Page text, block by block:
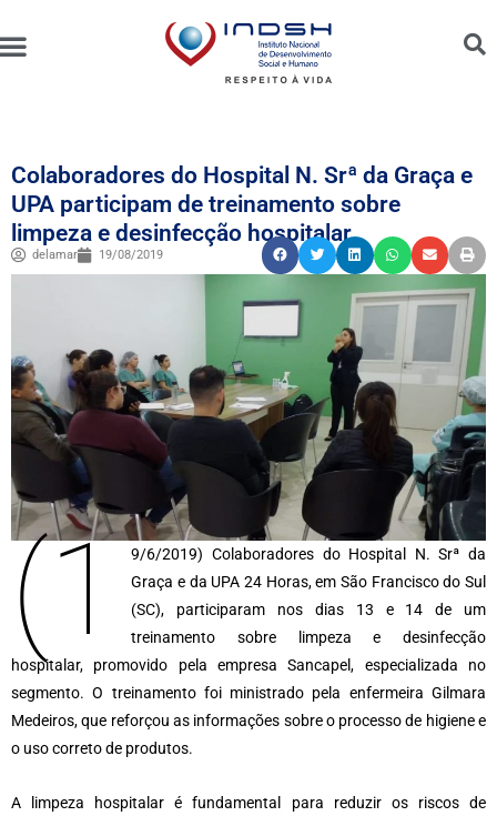
Colaboradores do Hospital N. Srª da Graça e
UPA participam de treinamento sobre
limpeza e desinfecção hospitalar
delamar 19/08/2019
(1
9/6/2019) Colaboradores do Hospital N. Srª da
Graça e da UPA 24 Horas, em São Francisco do Sul
(SC), participaram nos dias 13 e 14 de um
treinamento sobre limpeza e desinfecção
hospitalar, promovido pela empresa Sancapel, especializada no
segmento. O treinamento foi ministrado pela enfermeira Gilmara
Medeiros, que reforçou as informações sobre o processo de higiene e
o uso correto de produtos.
A limpeza hospitalar é fundamental para reduzir os riscos de